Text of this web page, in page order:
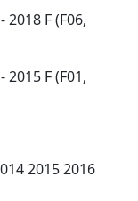
F (F06,
F (F01,
2015 2016